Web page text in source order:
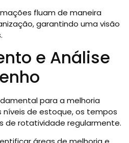
fluam de maneira
garantindo uma visão
e Análise
para a melhoria
de estoque, os tempos
de rotatividade regularmente.